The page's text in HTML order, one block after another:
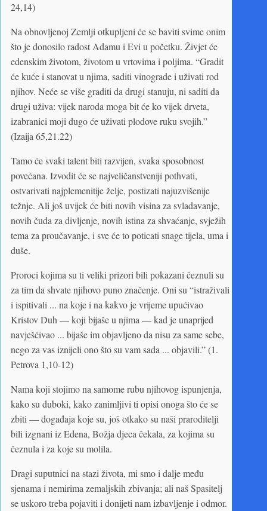
24,14)
Na obnovljenoj Zemlji otkupljeni će se baviti svime onim
što je donosilo radost Adamu i Evi u početku. Živjet će
edenskim životom, životom u vrtovima i poljima. “Gradit
će kuće i stanovat u njima, saditi vinograde i uživati rod
njihov. Neće se više graditi da drugi stanuju, ni saditi da
drugi uživa: vijek naroda moga bit će ko vijek drveta,
izabranici moji dugo će uživati plodove ruku svojih.”
(Izaija 65,21.22)
Tamo će svaki talent biti razvijen, svaka sposobnost
povećana. Izvodit će se najveličanstveniji pothvati,
ostvarivati najplemenitije želje, postizati najuzvišenije
težnje. Ali još uvijek će biti novih visina za svladavanje,
novih čuda za divljenje, novih istina za shvaćanje, svježih
tema za proučavanje, i sve će to poticati snage tijela, uma i
duše.
Proroci kojima su ti veliki prizori bili pokazani čeznuli su
za tim da shvate njihovo puno značenje. Oni su “istraživali
i ispitivali ... na koje i na kakvo je vrijeme upućivao
Kristov Duh — koji bijaše u njima — kad je unaprijed
navješćivao ... bijaše im objavljeno da nisu za same sebe,
nego za vas iznijeli ono što su vam sada ... objavili.” (1.
Petrova 1,10-12)
Nama koji stojimo na samome rubu njihovog ispunjenja,
kako su duboki, kako zanimljivi ti opisi onoga što će se
zbiti — događaja koje su, još otkako su naši praroditelji
bili izgnani iz Edena, Božja djeca čekala, za kojima su
čeznula i za koje su molila.
Dragi suputnici na stazi života, mi smo i dalje među
sjenama i nemirima zemaljskih zbivanja; ali naš Spasitelj
se uskoro treba pojaviti i donijeti nam izbavljenje i odmor.